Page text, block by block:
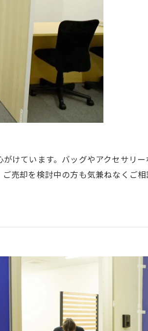
けています。バッグやアクセサリー
売却を検討中の方も気兼ねなくご相